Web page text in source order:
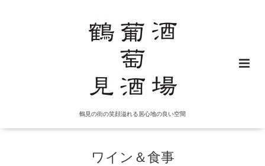
鶴見の街の笑顔溢れる居心地の良い空間
ワイン＆食事